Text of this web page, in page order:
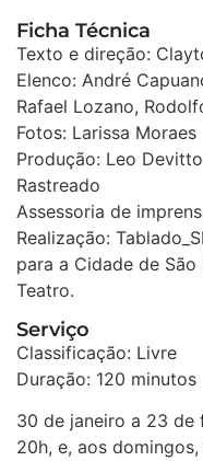
Ficha Técnica
Texto e direção:
Elenco: André
Rafael Lozano,
Fotos: Larissa Moraes
Produção: Leo
Rastreado
Assessoria de
Realização:
para a Cidade de
Teatro.
Serviço
Classificação: Livre
Duração: 120 minutos
30 de janeiro a 23 de
20h, e, aos domingos,